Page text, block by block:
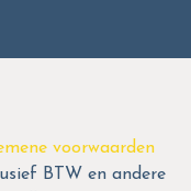
voorwaarden
BTW en andere